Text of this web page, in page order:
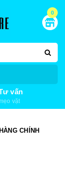
0
vấn
vặt
CHÍNH